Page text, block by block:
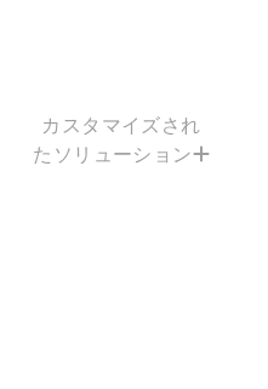
カスタマイズされ
たソリューション